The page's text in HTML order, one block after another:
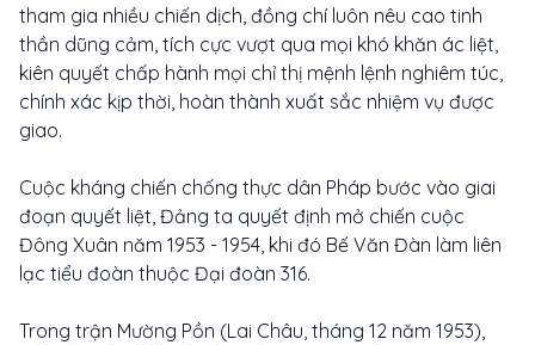
tham gia nhiều chiến dịch, đồng chí luôn nêu cao tinh
thần dũng cảm, tích cực vượt qua mọi khó khăn ác liệt,
kiên quyết chấp hành mọi chỉ thị mệnh lệnh nghiêm túc,
chính xác kịp thời, hoàn thành xuất sắc nhiệm vụ được
giao.
Cuộc kháng chiến chống thực dân Pháp bước vào giai
đoạn quyết liệt, Đảng ta quyết định mở chiến cuộc
Đông Xuân năm 1953 - 1954, khi đó Bế Văn Đàn làm liên
lạc tiểu đoàn thuộc Đại đoàn 316.
Trong trận Mường Pồn (Lai Châu, tháng 12 năm 1953),